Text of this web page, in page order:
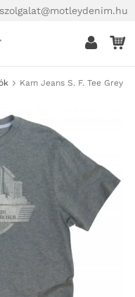
Kam Jeans S. F. Tee Grey